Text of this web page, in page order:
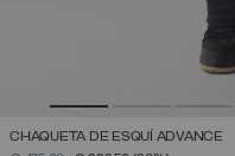
CHAQUETA DE ESQUÍ ADVANCE